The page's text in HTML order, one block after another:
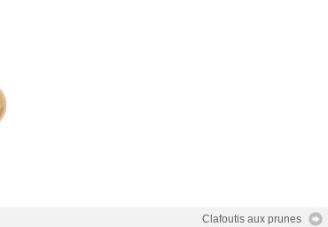
Clafoutis aux prunes